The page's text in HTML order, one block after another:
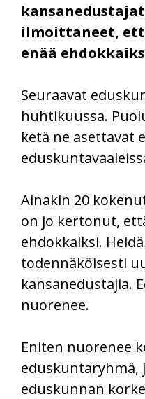
ilmoittaneet,
enää
Seuraavat
huhtikuussa.
ketä ne asettavat
Ainakin 20
on jo kertonut,
ehdokkaiksi.
todennäköisesti
kansanedustajia.
nuorenee.
Eniten nuorenee
eduskuntaryhmä,
eduskunnan